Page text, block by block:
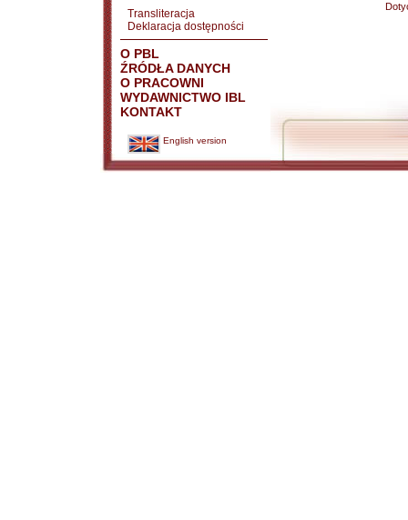
Transliteracja
Deklaracja dostępności
O PBL
ŹRÓDŁA DANYCH
O PRACOWNI
WYDAWNICTWO IBL
KONTAKT
English version